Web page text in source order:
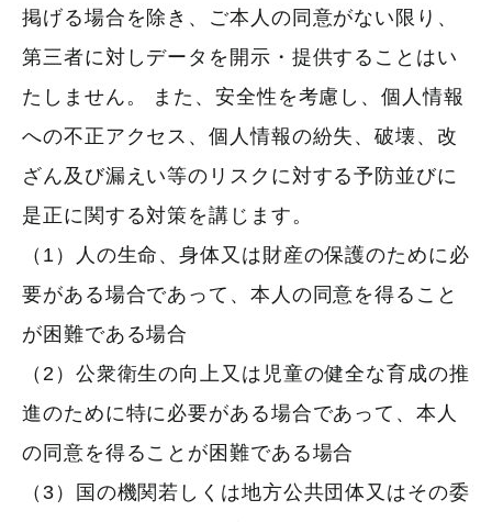
掲げる場合を除き、ご本人の同意がない限り、
第三者に対しデータを開示・提供することはい
たしません。 また、安全性を考慮し、個人情報
への不正アクセス、個人情報の紛失、破壊、改
ざん及び漏えい等のリスクに対する予防並びに
是正に関する対策を講じます。
（1）人の生命、身体又は財産の保護のために必
要がある場合であって、本人の同意を得ること
が困難である場合
（2）公衆衛生の向上又は児童の健全な育成の推
進のために特に必要がある場合であって、本人
の同意を得ることが困難である場合
（3）国の機関若しくは地方公共団体又はその委